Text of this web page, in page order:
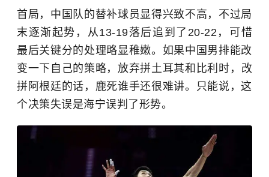
首局，中国队的替补球员显得兴致不高，不过局
末逐渐起势，从13-19落后追到了20-22，可惜
最后关键分的处理略显稚嫩。如果中国男排能改
变一下自己的策略，放弃拼土耳其和 比利时 ，改
拼阿根廷的话，鹿死谁手还很难讲。只能说，这
个决策失误是海宁误判了形势。